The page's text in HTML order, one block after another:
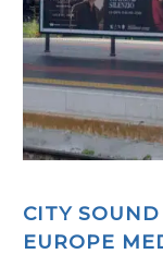
CITY
EUROPE